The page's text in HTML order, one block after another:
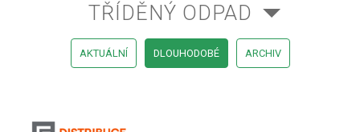
TŘÍDĚNÝ ODPAD
AKTUÁLNÍ DLOUHODOBÉ ARCHIV